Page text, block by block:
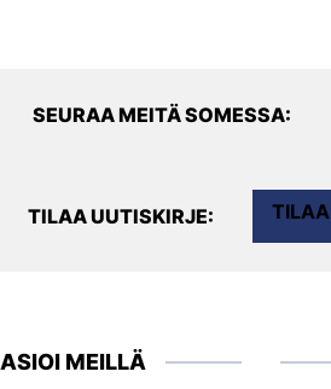
SEURAA MEITÄ SOMESSA:
TILAA UUTISKIRJE: TILAA
ASIOI MEILLÄ